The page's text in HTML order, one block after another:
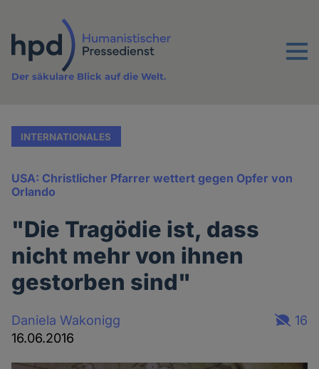
Inhalt
Menu
Der säkulare Blick auf die Welt.
INTERNATIONALES
USA: Christlicher Pfarrer wettert gegen Opfer von
Orlando
"Die Tragödie ist, dass
nicht mehr von ihnen
gestorben sind"
Daniela Wakonigg
16.06.2016
16